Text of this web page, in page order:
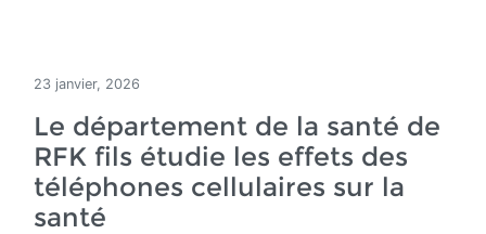
23 janvier, 2026
Le département de la santé de
RFK fils étudie les effets des
téléphones cellulaires sur la
santé